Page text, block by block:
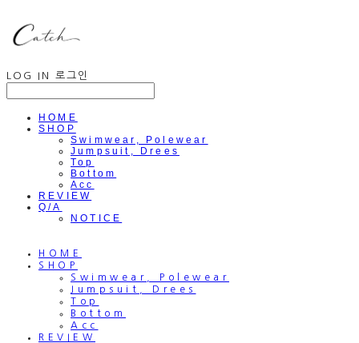
LOG IN 로그인
HOME
SHOP
Swimwear, Polewear
Jumpsuit, Drees
Top
Bottom
Acc
REVIEW
Q/A
NOTICE
HOME
SHOP
Swimwear, Polewear
Jumpsuit, Drees
Top
Bottom
Acc
REVIEW